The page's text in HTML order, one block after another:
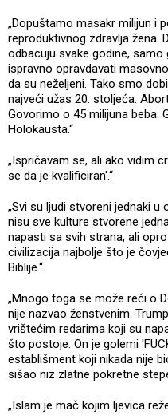
„Dopuštamo masakr milijun i
reproduktivnog zdravlja žena.
odbacuju svake godine, samo
ispravno opravdavati
da su neželjeni. Tako smo
najveći užas 20. stoljeća.
Govorimo o 45 milijuna beba.
Holokausta.“
„Ispričavam se, ali ako vidim
se da je kvalificiran'.“
„Svi su ljudi stvoreni jednaki u
nisu sve kulture stvorene
napasti sa svih strana, ali
civilizacija najbolje što je
Biblije.“
„Mnogo toga se može reći o
nije nazvao ženstvenim.
vrištećim redarima koji su
što postoje. On je golemi
establišment koji nikada nije
sišao niz zlatne pokretne
„Islam je mač kojim ljevica